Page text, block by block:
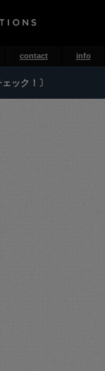
contact info
ック！〕